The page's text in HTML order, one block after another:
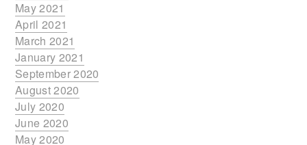
May 2021
April 2021
March 2021
January 2021
September 2020
August 2020
July 2020
June 2020
May 2020